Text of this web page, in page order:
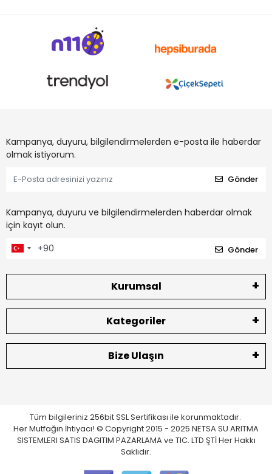
Kampanya, duyuru, bilgilendirmelerden e-posta ile haberdar
olmak istiyorum.
Gönder
Kampanya, duyuru ve bilgilendirmelerden haberdar olmak
için kayıt olun.
Gönder
Kurumsal
Kategoriler
Bize Ulaşın
Tüm bilgileriniz 256bit SSL Sertifikası ile korunmaktadır.
Her Mutfağın İhtiyacı! © Copyright 2015 - 2025 NETSA SU ARITMA
SISTEMLERI SATIS DAGITIM PAZARLAMA ve TIC. LTD ŞTİ Her Hakkı
Saklıdır.